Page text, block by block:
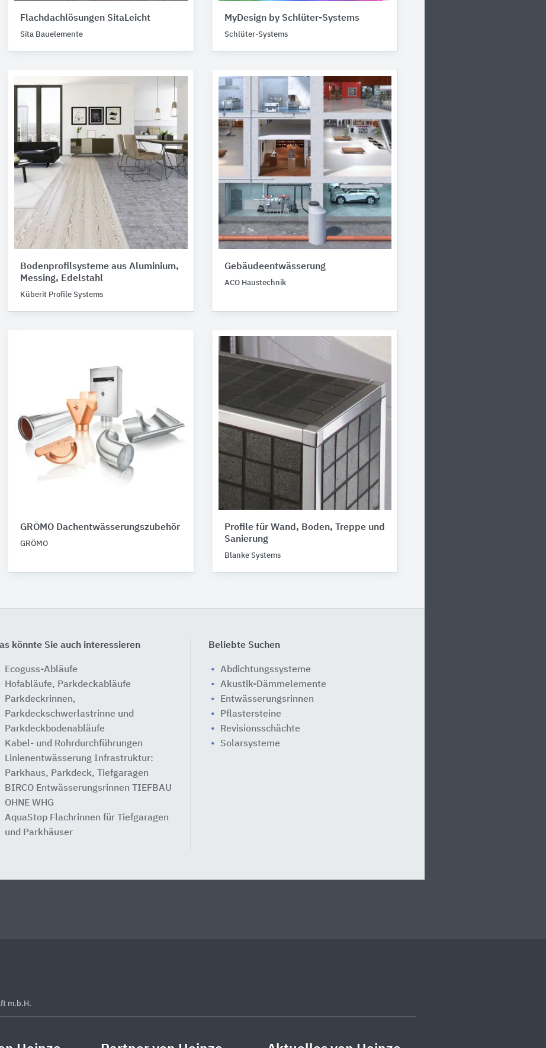
Flachdachlösungen SitaLeicht
Sita Bauelemente
MyDesign by Schlüter-Systems
Schlüter-Systems
Bodenprofilsysteme aus Aluminium,
Messing, Edelstahl
Küberit Profile Systems
Gebäudeentwässerung
ACO Haustechnik
GRÖMO Dachentwässerungszubehör
GRÖMO
Profile für Wand, Boden, Treppe und
Sanierung
Blanke Systems
könnte Sie auch interessieren
Ecoguss-Abläufe
Hofabläufe, Parkdeckabläufe
Parkdeckrinnen,
Parkdeckschwerlastrinne und
Parkdeckbodenabläufe
Kabel- und Rohrdurchführungen
Linienentwässerung Infrastruktur:
Parkhaus, Parkdeck, Tiefgaragen
BIRCO Entwässerungsrinnen TIEFBAU
OHNE WHG
AquaStop Flachrinnen für Tiefgaragen
und Parkhäuser
Beliebte Suchen
Abdichtungssysteme
Akustik-Dämmelemente
Entwässerungsrinnen
Pflastersteine
Revisionsschächte
Solarsysteme
m.b.H.